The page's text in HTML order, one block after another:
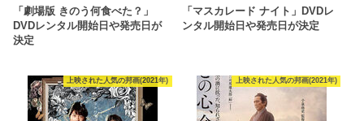
「劇場版 きのう何食べた？」
DVDレンタル開始日や発売日が
決定
「マスカレード ナイト」DVDレ
ンタル開始日や発売日が決定
上映された人気の邦画(2021年) 上映された人気の邦画(2021年)